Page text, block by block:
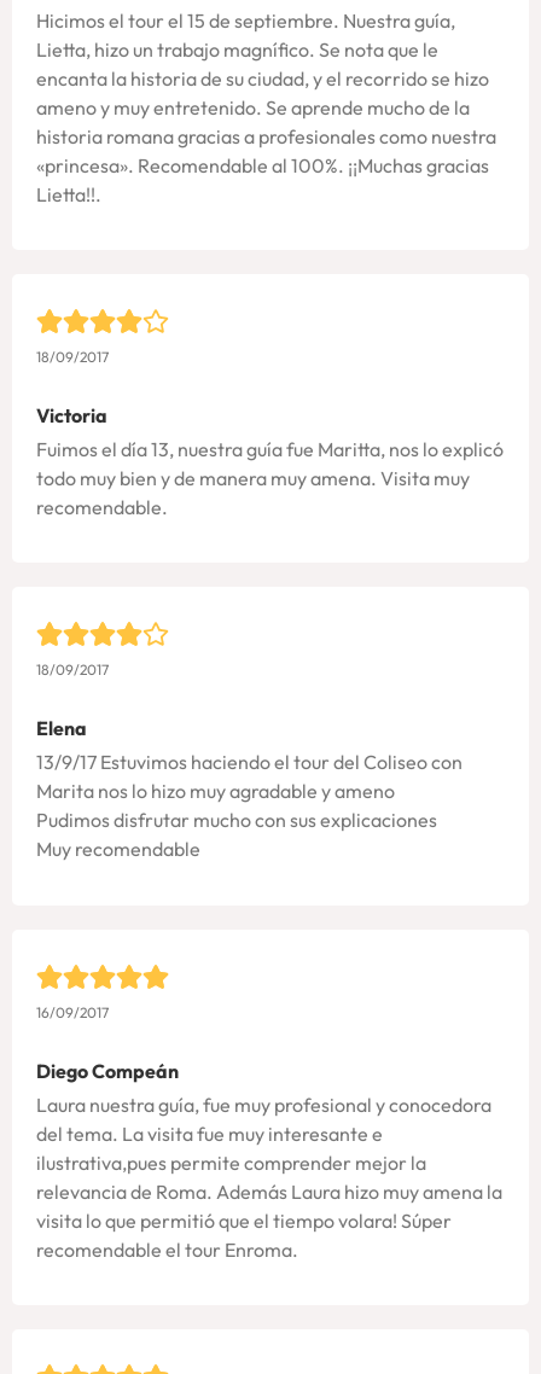
Hicimos el tour el 15 de septiembre. Nuestra guía,
Lietta, hizo un trabajo magnífico. Se nota que le
encanta la historia de su ciudad, y el recorrido se hizo
ameno y muy entretenido. Se aprende mucho de la
historia romana gracias a profesionales como nuestra
«princesa». Recomendable al 100%. ¡¡Muchas gracias
Lietta!!.
18/09/2017
Victoria
Fuimos el día 13, nuestra guía fue Maritta, nos lo explicó
todo muy bien y de manera muy amena. Visita muy
recomendable.
18/09/2017
Elena
13/9/17 Estuvimos haciendo el tour del Coliseo con
Marita nos lo hizo muy agradable y ameno
Pudimos disfrutar mucho con sus explicaciones
Muy recomendable
16/09/2017
Diego Compeán
Laura nuestra guía, fue muy profesional y conocedora
del tema. La visita fue muy interesante e
ilustrativa,pues permite comprender mejor la
relevancia de Roma. Además Laura hizo muy amena la
visita lo que permitió que el tiempo volara! Súper
recomendable el tour Enroma.